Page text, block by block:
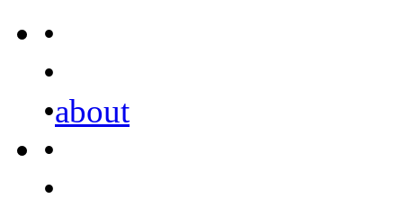
•
•
•about
•
•